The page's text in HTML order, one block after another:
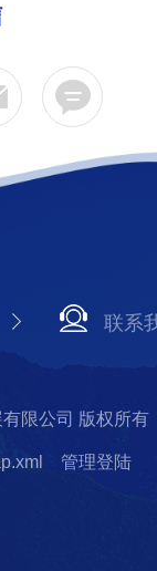
联系
限公司 版权所有
管理登陆